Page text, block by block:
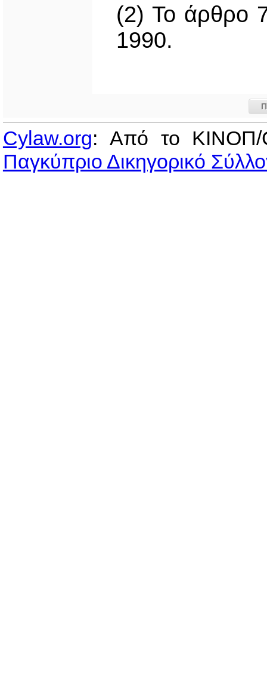
(2) Το άρθρο
1990.
Cylaw.org: Από το
Παγκύπριο Δικηγορικό